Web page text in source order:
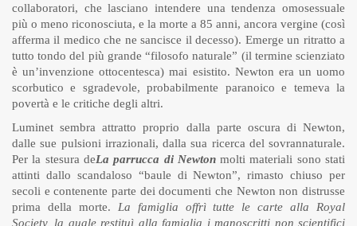
collaboratori, che lasciano intendere una tendenza omosessuale
più o meno riconosciuta, e la morte a 85 anni, ancora vergine (così
afferma il medico che ne sancisce il decesso). Emerge un ritratto a
tutto tondo del più grande “filosofo naturale” (il termine scienziato
è un’invenzione ottocentesca) mai esistito. Newton era un uomo
scorbutico e sgradevole, probabilmente paranoico e temeva la
povertà e le critiche degli altri.
Luminet sembra attratto proprio dalla parte oscura di Newton,
dalle sue pulsioni irrazionali, dalla sua ricerca del sovrannaturale.
Per la stesura deLa parrucca di Newtonmolti materiali sono stati
attinti dallo scandaloso “baule di Newton”, rimasto chiuso per
secoli e contenente parte dei documenti che Newton non distrusse
prima della morte. La famiglia offrì tutte le carte alla Royal
Society, la quale restituì alla famiglia i manoscritti non scientifici